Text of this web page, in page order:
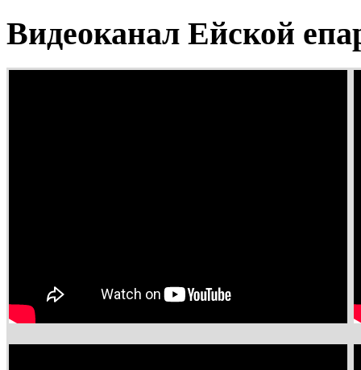
Видеоканал Ейской